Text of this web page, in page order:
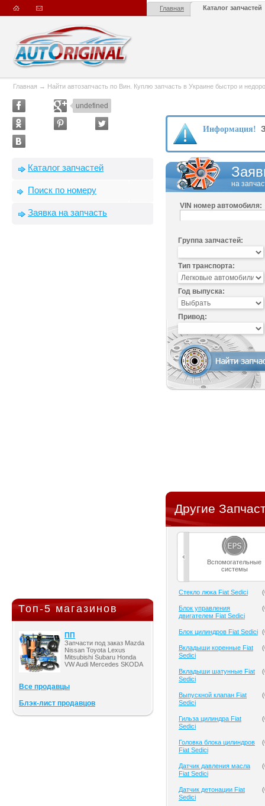
Главная Каталог запчастей
Главная → Найти автозапчасть по Вин. Куплю запчасть в Украине быстро и
undefined
Каталог запчастей
Поиск по номеру
Заявка на запчасть
Топ-5 магазинов
ПП
Запчасти под заказ Mazda
Nissan Toyota Lexus
Mitsubishi Subaru Honda
VW Audi Mercedes SKODA
Все продавцы
Блэк-лист продавцов
Информация!
на
VIN номер автомобиля:
Группа запчастей:
Тип транспорта:
Год выпуска:
Привод:
Другие
Вспомогательные
системы
Cтекло люка Fiat Sedici (
Блок управления
двигателем Fiat Sedici
(
Блок цилиндров Fiat Sedici (
Вкладыши коренные Fiat
Sedici
(
Вкладыши шатунные Fiat
Sedici
(
Выпускной клапан Fiat
Sedici
(
Гильза цилиндра Fiat
Sedici
(
Головка блока цилиндров
Fiat Sedici
(
Датчик давления масла
Fiat Sedici
(
Датчик детонации Fiat
Sedici
(